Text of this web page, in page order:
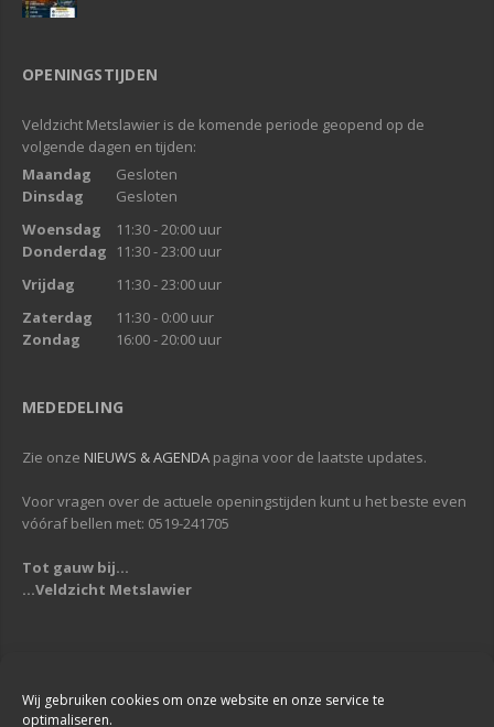
Wij gebruiken cookies om onze website en onze service te
optimaliseren.
OPENINGSTIJDEN
Veldzicht Metslawier is de komende periode geopend op de
volgende dagen en tijden:
Maandag
Gesloten
Dinsdag
Gesloten
Woensdag
11:30 - 20:00 uur
Donderdag
11:30 - 23:00 uur
Vrijdag
11:30 - 23:00 uur
Zaterdag
11:30 - 0:00 uur
Zondag
16:00 - 20:00 uur
MEDEDELING
Zie onze NIEUWS & AGENDA pagina voor de laatste updates.
Voor vragen over de actuele openingstijden kunt u het beste even
vóóraf bellen met: 0519-241705
Tot gauw bij...
...Veldzicht Metslawier
| Webdesign & Development -DigiReus